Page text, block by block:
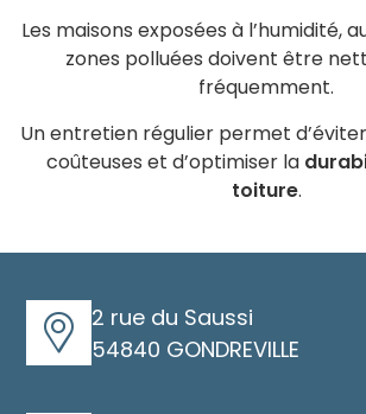
Les maisons exposées à l’humidité,
zones polluées doivent être
fréquemment.
Un entretien régulier permet
coûteuses et d’optimiser la
toiture.
2 rue du Saussi
54840 GONDREVILLE